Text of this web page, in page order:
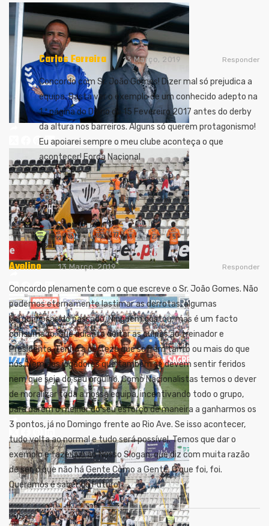
Carlos Ferreira 13 Março, 2019
Concordo com Sr. João Gomes! Dizer mal só prejudica a
equipa. Basta ver o exemplo de um conhecido adepto na
1.ª página do Diário de 15 Fevereiro 2017 antes do derby
da altura nos barreiros. Alguns só querem protagonismo!
Eu apoiarei sempre o meu clube aconteça o que
acontecer! Força Nacional
Responder
Avelino 13 Março, 2019
Concordo plenamente com o que escreve o Sr. João Gomes. Não
podemos eternamente lastimar as derrotas, algumas
vergonhosas do passado. Ninguém gostou, mas é um facto
consumado. Que adianta deitar as culpas ao treinador e
Presidente. Tenho a certeza que sofrem tanto ou mais do que
nós. Nem aos jogadores que também se devem sentir feridos
nem que seja do seu orgulho. Como Nacionalistas temos o dever
de moralizar toda a nossa equipa, incentivando todo o grupo,
para darem o melhor do seu esforço de maneira a ganharmos os
3 pontos, já no Domingo frente ao Rio Ave. Se isso acontecer,
tudo volta ao normal e tudo será possível. Temos que dar o
exemplo e fazer jus ao Nosso Slogan, que diz com muita razão
de ser, o que não há Gente Como a Gente. O que foi, foi.
Queremos é saber do Futuro.
Responder